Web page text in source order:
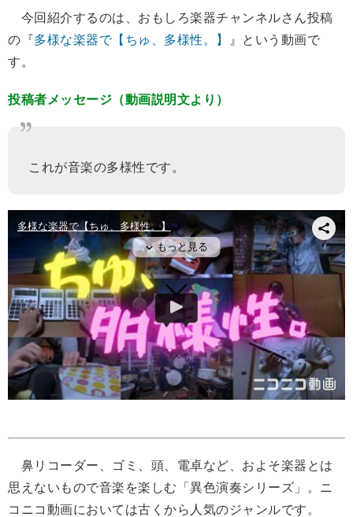
今回紹介するのは、おもしろ楽器チャンネルさん投稿
の『多様な楽器で【ちゅ、多様性。】
』という動画で
す。
投稿者メッセージ（動画説明文より）
これが音楽の多様性です。
鼻リコーダー、ゴミ、頭、電卓など、およそ楽器とは
思えないもので音楽を楽しむ「異色演奏シリーズ」。ニ
コニコ動画においては古くから人気のジャンルです。